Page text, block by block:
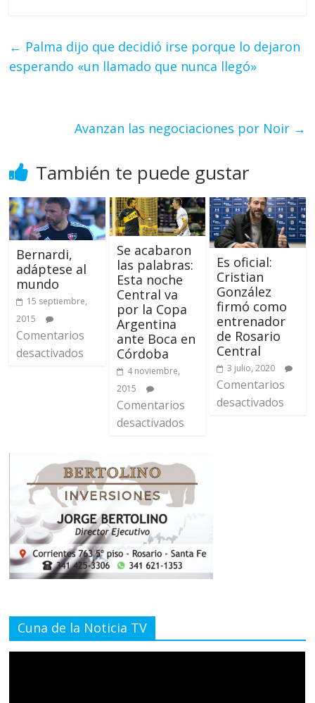
← Palma dijo que decidió irse porque lo dejaron
esperando «un llamado que nunca llegó»
Avanzan las negociaciones por Noir →
También te puede gustar
Bernardi,
adáptese al
mundo
15 septiembre,
2015
Comentarios
desactivados
Se acabaron
las palabras:
Esta noche
Central va
por la Copa
Argentina
ante Boca en
Córdoba
4 noviembre,
2015
Comentarios
desactivados
Es oficial:
Cristian
González
firmó como
entrenador
de Rosario
Central
3 julio, 2020
Comentarios
desactivados
Cuna de la Noticia TV